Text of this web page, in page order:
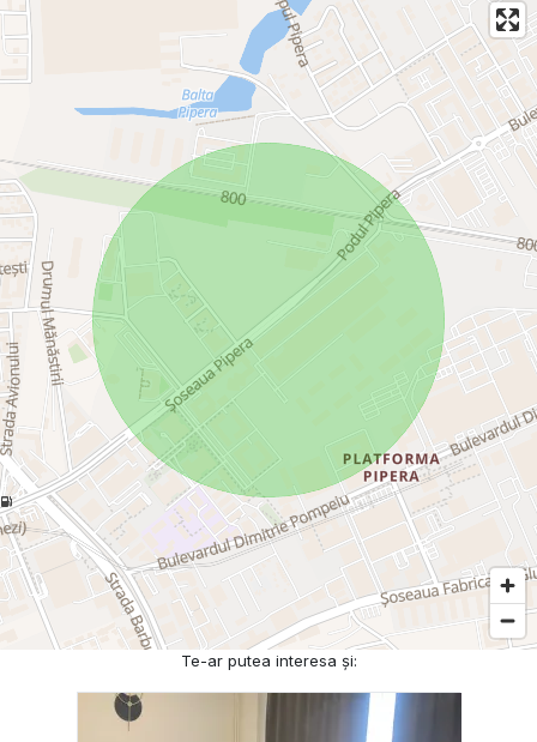
Te-ar putea interesa și: